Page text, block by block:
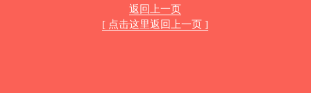
返回上一页
[ 点击这里返回上一页 ]